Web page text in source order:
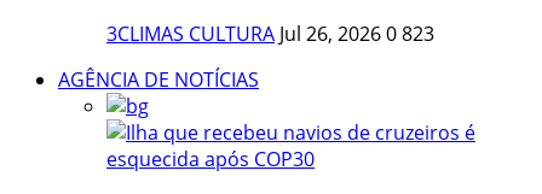
3CLIMAS CULTURA Jul 26, 20260823
AGÊNCIA DE NOTÍCIAS